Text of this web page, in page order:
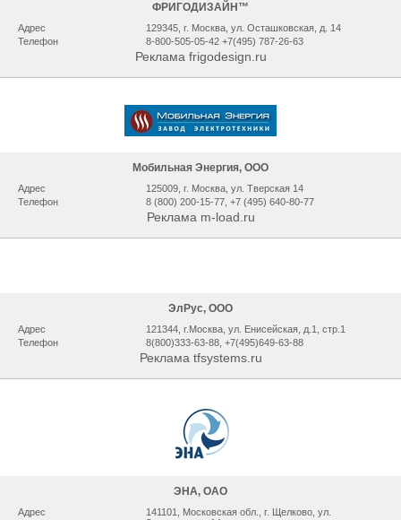
ФРИГОДИЗАЙН™
Адрес
129345, г. Москва, ул. Осташковская, д. 14
Телефон
8-800-505-05-42 +7(495) 787-26-63
Реклама frigodesign.ru
Мобильная Энергия, ООО
Адрес
125009, г. Москва, ул. Тверская 14
Телефон
8 (800) 200-15-77, +7 (495) 640-80-77
Реклама m-load.ru
ЭлРус, ООО
Адрес
121344, г.Москва, ул. Енисейская, д.1, стр.1
Телефон
8(800)333-63-88, +7(495)649-63-88
Реклама tfsystems.ru
ЭНА, ОАО
Адрес
141101, Московская обл., г. Щелково, ул.